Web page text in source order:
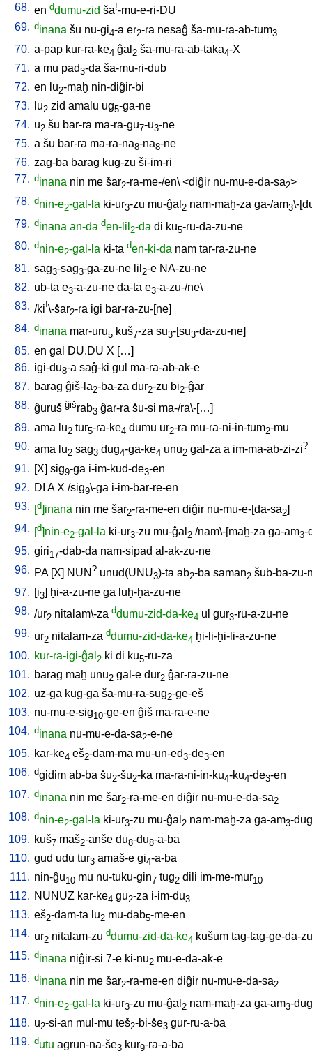
68. en ddumu-zid ša!-mu-e-ri-DU
69. dinana šu nu-gi4-a er2-ra nesaĝ ša-mu-ra-ab-tum3
70. a-pap kur-ra-ke4 ĝal 2 ša-mu-ra-ab-taka4-X
71. a mu pad3-da ša-mu-ri-dub
72. en lu2-maḫ nin-diĝir-bi
73.
lu2 zid amalu ug5-ga-ne
74. u2 šu bar-ra ma-ra-gu7-u3-ne
75. a šu bar-ra ma-ra-na8-na8-ne
76. zag-ba barag kug-zu ši-im-ri
77. dinana nin me šar2-ra-me-/en\ <diĝir nu-mu-e-da-sa2>
78. dnin-e2-gal-la ki-ur3-zu mu-ĝal 2 nam-maḫ-za ga-/am3\-
79. dinana an-da den-lil 2-da di ku5-ru-da-zu-ne
80. dnin-e2-gal-la ki-ta den-ki-da nam tar-ra-zu-ne
81. sag3-sag3-ga-zu-ne lil 2-e NA-zu-ne
82. ub-ta e3-a-zu-ne da-ta e3-a-zu-/ne\
83. /ki!\-šar2-ra igi bar-ra-zu-[ne]
84. dinana mar-uru5 kuš7-za su3-[su3-da-zu-ne]
85. en gal DU.DU X […]
86. igi-du8-a saĝ-ki gul ma-ra-ab-ak-e
87. barag ĝiš-la2-ba-za dur2-zu bi2-ĝar
88. ĝuruš ĝišrab3 ĝar-ra šu-si ma-/ra\-[…]
89. ama lu2 tur5-ra-ke4 dumu ur2-ra mu-ra-ni-in-tum2-mu
90. ama lu2 sag3 dug4-ga-ke4 unu2 gal-za a im-ma-ab-zi-zi?
91. [X] sig9-ga i-im-kud-de3-en
92. DI A X /sig9\-ga i-im-bar-re-en
93. [d]inana nin me šar2-ra-me-en diĝir nu-mu-e-[da-sa2]
94. [d]nin-e2-gal-la ki-ur3-zu mu-ĝal 2 /nam\-[maḫ-za ga-am3-
95. giri17-dab-da nam-sipad al-ak-zu-ne
96. PA[X] NUN ? unud(UNU3)-ta ab2-ba saman2 šub-ba-zu-
97. [i3] ḫi-a-zu-ne ga luḫ-ḫa-zu-ne
98. /ur2 nitalam\-za ddumu-zid-da-ke4 ul gur3-ru-a-zu-ne
99. ur2 nitalam-za ddumu-zid-da-ke4 ḫi-li-ḫi-li-a-zu-ne
100. kur-ra-igi-ĝal 2 ki di ku5-ru-za
101. barag maḫ unu2 gal-e dur2 ĝar-ra-zu-ne
102. uz-ga kug-ga ša-mu-ra-sug2-ge-eš
103. nu-mu-e-sig10-ge-en ĝiš ma-ra-e-ne
104. dinana nu-mu-e-da-sa2-e-ne
105. kar-ke4 eš2-dam-ma mu-un-ed3-de3-en
106. dgidim ab-ba šu2-šu2-ka ma-ra-ni-in-ku4-ku4-de3-en
107. dinana nin me šar2-ra-me-en diĝir nu-mu-e-da-sa2
108. dnin-e2-gal-la ki-ur3-zu mu-ĝal 2 nam-maḫ-za ga-am3-dug
109. kuš7 maš2-anše du8-du8-a-ba
110. gud udu tur3 amaš-e gi4-a-ba
111. nin-ĝu10 mu nu-tuku-gin7 tug2 dili im-me-mur10
112. NUNUZ kar-ke4 gu2-za i-im-du3
113. eš2-dam-ta lu2 mu-dab5-me-en
114. ur2 nitalam-zu ddumu-zid-da-ke4 kušum tag-tag-ge-da-
115. dinana niĝir-si 7-e ki-nu2 mu-e-da-ak-e
116. dinana nin me šar2-ra-me-en diĝir nu-mu-e-da-sa2
117. dnin-e2-gal-la ki-ur3-zu mu-ĝal 2 nam-maḫ-za ga-am3-dug
118. u2-si-an mul-mu teš2-bi-še3 gur-ru-a-ba
119. dutu agrun-na-še3 kur9-ra-a-ba